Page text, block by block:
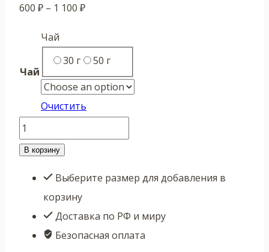
600 ₽ – 1 100 ₽Диапазон
600 ₽
–
1
Чай
Чай
30 г
50 г
Очистить
Количество
товара
Цзинь
Чжень
Ван
"Большие
В корзину
Выберите размер для добавления в
корзину
Доставка по РФ и миру
Безопасная оплата